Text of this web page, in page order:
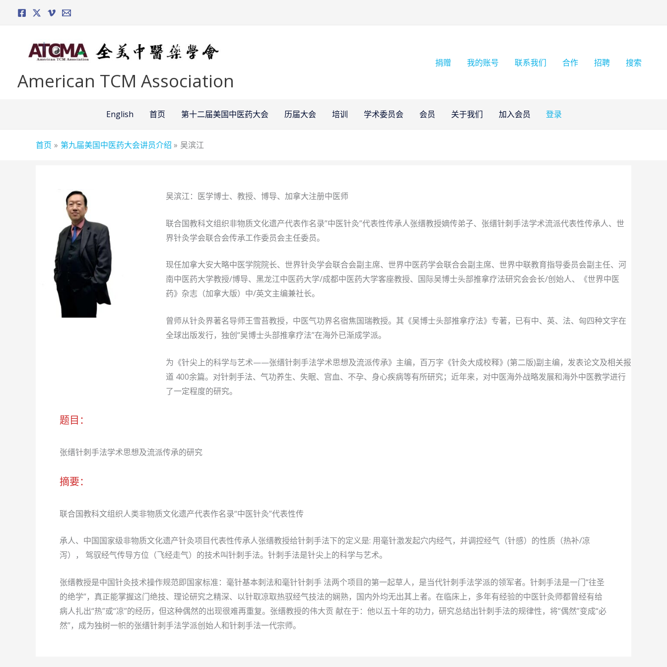
American TCM Association
捐赠 我的账号 联系我们 合作 招聘 搜索
English 首页 第十二届美国中医药大会 历届大会 培训 学术委员会 会员 关于我们 加入会员 登录
首页 第九届美国中医药大会讲员介绍 吴滨江
吴滨江：医学博士、教授、博导、加拿大注册中医师
联合国教科文组织非物质文化遗产代表作名录”中医针灸”代表性传承人张缙教授嫡传弟子、张缙针刺手法学术流派代表性传承人、世
界针灸学会联合会传承工作委员会主任委员。
现任加拿大安大略中医学院院长、世界针灸学会联合会副主席、世界中医药学会联合会副主席、世界中联教育指导委员会副主任、河
南中医药大学教授/博导、黑龙江中医药大学/成都中医药大学客座教授、国际吴博士头部推拿疗法研究会会长/创始人、《世界中医
药》杂志（加拿大版）中/英文主编兼社长。
曾师从针灸界著名导师王雪苔教授，中医气功界名宿焦国瑞教授。其《吴博士头部推拿疗法》专著，已有中、英、法、匈四种文字在
全球出版发行，独创“吴博士头部推拿疗法”在海外已渐成学派。
为《针尖上的科学与艺术——张缙针刺手法学术思想及流派传承》主编，百万字《针灸大成校释》(第二版)副主编，发表论文及相关报
道 400余篇。对针刺手法、气功养生、失眠、宫血、不孕、身心疾病等有所研究；近年来，对中医海外战略发展和海外中医教学进行
了一定程度的研究。
题目：
张缙针刺手法学术思想及流派传承的研究
摘要：
联合国教科文组织人类非物质文化遗产代表作名录“中医针灸”代表性传
承人、中国国家级非物质文化遗产针灸项目代表性传承人张缙教授给针刺手法下的定义是: 用毫针激发起穴内经气，并调控经气（针感）的性质（热补/凉
泻）， 驾驭经气传导方位（飞经走气）的技术叫针刺手法。针刺手法是针尖上的科学与艺术。
张缙教授是中国针灸技术操作规范即国家标准：毫针基本刺法和毫针针刺手 法两个项目的第一起草人，是当代针刺手法学派的领军者。针刺手法是一门“往圣
的绝学”，真正能掌握这门绝技、理论研究之精深、以针取凉取热驭经气技法的娴熟，国内外均无出其上者。在临床上，多年有经验的中医针灸师都曾经有给
病人扎出“热”或“凉”的经历，但这种偶然的出现很难再重复。张缙教授的伟大贡 献在于：他以五十年的功力，研究总结出针刺手法的规律性，将“偶然”变成“必
然”，成为独树一帜的张缙针刺手法学派创始人和针刺手法一代宗师。